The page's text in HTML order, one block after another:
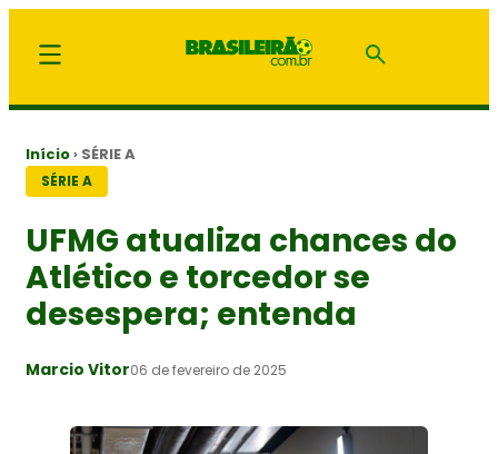
Início › SÉRIE A
SÉRIE A
UFMG atualiza chances do
Atlético e torcedor se
desespera; entenda
Marcio Vitor06 de fevereiro de 2025